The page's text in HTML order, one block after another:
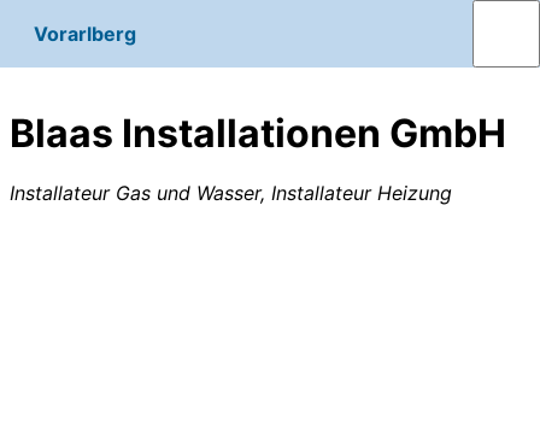
Vorarlberg
Blaas Installationen GmbH
Installateur Gas und Wasser, Installateur Heizung